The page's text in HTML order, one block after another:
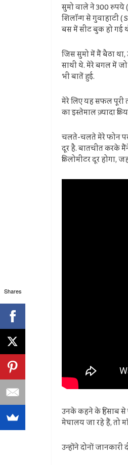
सुमो वाले ने 300
शिलॉन्ग से गुवाहाटी
बस में सीट बुक हो गई
जिस सुमो में मैं बैठा
साथी थे. मेरे बगल में
भी बातें हुई.
मेरे लिए यह सफल पूरी
का इस्तेमाल ज़्यादा
चलते-चलते मेरे फोन पर
दूर है. बातचीत करके
किलोमीटर दूर होगा,
उनके कहने के हिसाब से
मेघालय जा रहे हैं, तो
उन्होंने दोनों
Shares